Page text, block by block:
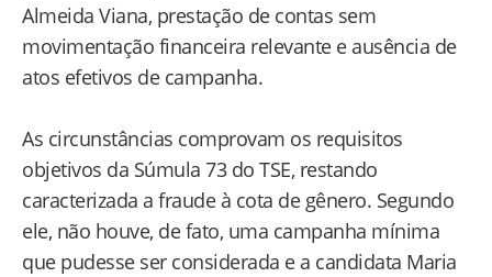
Almeida Viana, prestação de contas sem
movimentação financeira relevante e ausência de
atos efetivos de campanha.
As circunstâncias comprovam os requisitos
objetivos da Súmula 73 do TSE, restando
caracterizada a fraude à cota de gênero. Segundo
ele, não houve, de fato, uma campanha mínima
que pudesse ser considerada e a candidata Maria